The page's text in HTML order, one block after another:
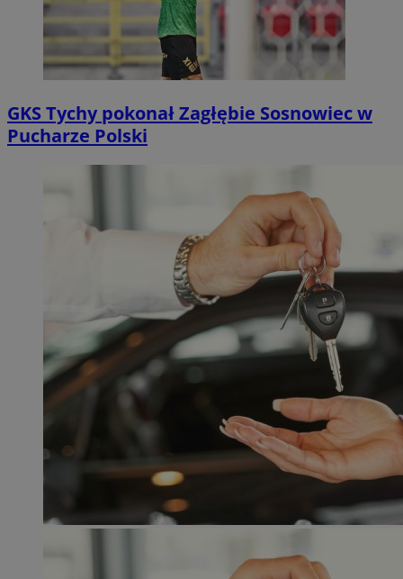
GKS Tychy pokonał Zagłębie Sosnowiec w
Pucharze Polski